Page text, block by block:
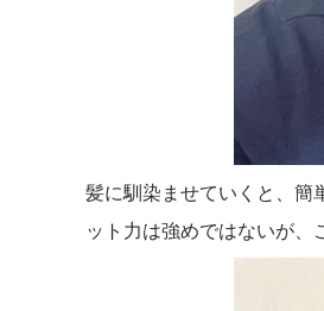
髪に馴染ませていくと、簡
ット力は強めではないが、